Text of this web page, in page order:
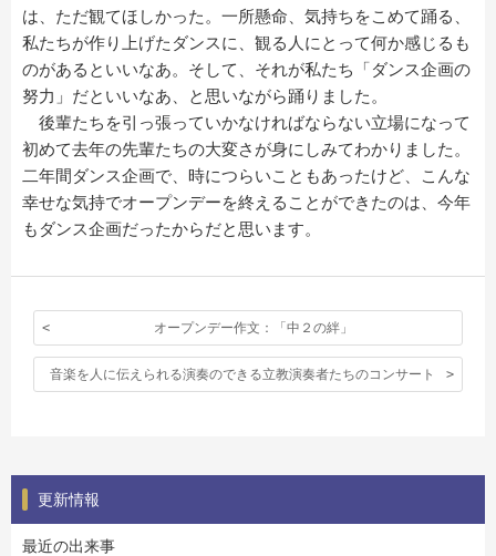
は、ただ観てほしかった。一所懸命、気持ちをこめて踊る、
私たちが作り上げたダンスに、観る人にとって何か感じるも
のがあるといいなあ。そして、それが私たち「ダンス企画の
努力」だといいなあ、と思いながら踊りました。
後輩たちを引っ張っていかなければならない立場になって
初めて去年の先輩たちの大変さが身にしみてわかりました。
二年間ダンス企画で、時につらいこともあったけど、こんな
幸せな気持でオープンデーを終えることができたのは、今年
もダンス企画だったからだと思います。
オープンデー作文：「中２の絆」
音楽を人に伝えられる演奏のできる立教演奏者たちのコンサート
更新情報
最近の出来事